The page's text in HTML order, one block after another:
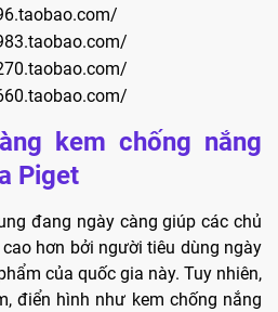
kem chống nắng
Piget
đang ngày càng giúp các chủ
hơn bởi người tiêu dùng ngày
của quốc gia này. Tuy nhiên,
điển hình như kem chống nắng